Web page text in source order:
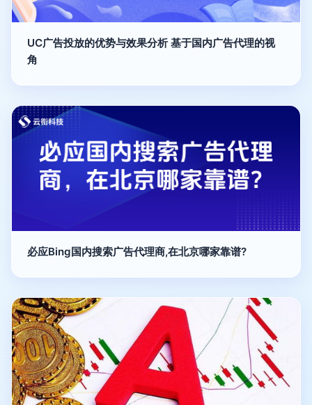
UC广告投放的优势与效果分析 基于国内广告代理的视
角
必应Bing国内搜索广告代理商,在北京哪家靠谱?